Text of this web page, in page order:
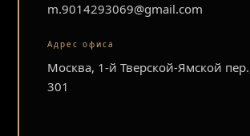
m.9014293069@gmail.com
Адрес офиса
Москва, 1-й Тверской-Ямской
301